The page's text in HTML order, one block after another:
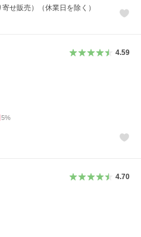
せ販売）（休業日を除く）
4.59
5%
4.70